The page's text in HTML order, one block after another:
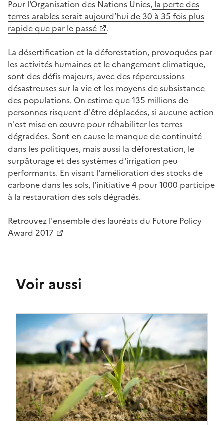
Pour l'Organisation des Nations Unies, la perte des
terres arables serait aujourd’hui de 30 à 35 fois plus
rapide que par le passé
.
La désertification et la déforestation, provoquées par
les activités humaines et le changement climatique,
sont des défis majeurs, avec des répercussions
désastreuses sur la vie et les moyens de subsistance
des populations. On estime que 135 millions de
personnes risquent d'être déplacées, si aucune action
n'est mise en œuvre pour réhabiliter les terres
dégradées. Sont en cause le manque de continuité
dans les politiques, mais aussi la déforestation, le
surpâturage et des systèmes d'irrigation peu
performants. En visant l'amélioration des stocks de
carbone dans les sols, l'initiative 4 pour 1000 participe
à la restauration des sols dégradés.
Retrouvez l'ensemble des lauréats du Future Policy
Award 2017
Voir aussi